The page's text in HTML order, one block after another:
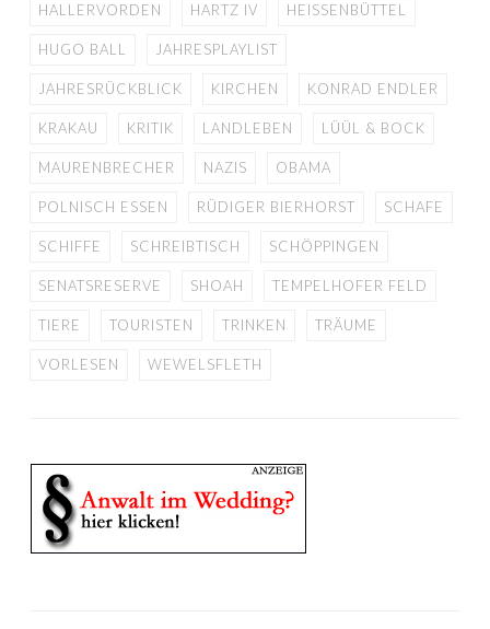
HALLERVORDEN HARTZ IV HEISSENBÜTTEL
HUGO BALL JAHRESPLAYLIST
JAHRESRÜCKBLICK KIRCHEN KONRAD ENDLER
KRAKAU KRITIK LANDLEBEN LÜÜL & BOCK
MAURENBRECHER NAZIS OBAMA
POLNISCH ESSEN RÜDIGER BIERHORST SCHAFE
SCHIFFE SCHREIBTISCH SCHÖPPINGEN
SENATSRESERVE SHOAH TEMPELHOFER FELD
TIERE TOURISTEN TRINKEN TRÄUME
VORLESEN WEWELSFLETH